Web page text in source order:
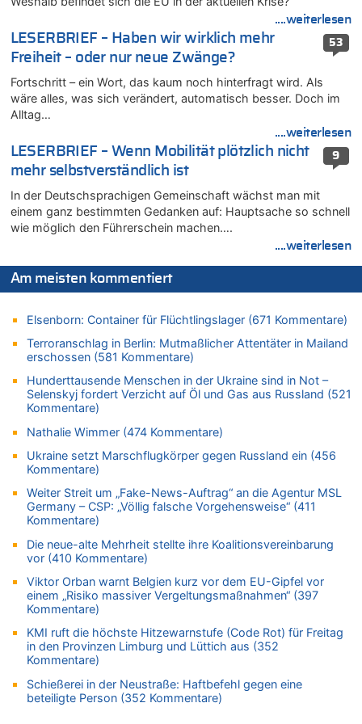
Wasserstand des Rheins in NRW so niedrig wie noch nie
07.08.2026 - 10:29 von Soso zu
Aachen ab 11. August wieder Mekka des Pferdesports –
07.08.2026 - 10:23 von Opa zu
In Belgien missachten zwei von drei Autofahrern das
Tempolimit in 30er-Zonen – Untersuchung von Vias
07.08.2026 - 10:05 von Ostbelgien Direkt zu
Soll Belgien Tempolimit auf Autobahnen erhöhen? – In
07.08.2026 - 10:05 von N. A. Klar zu
In Belgien missachten zwei von drei Autofahrern das
Tempolimit in 30er-Zonen – Untersuchung von Vias
Das 44. Tirolerfest in Eupen in Bildern [Fotogalerie]
07.08.2026 - 09:18 von Noppi zu
AS Eupen: „Keiner weiß, wohin die Reise geht…“
Zweite Hitzewelle in diesem Sommer ist jetzt amtlich
07.08.2026 - 01:12 von WK zu
Warum die Waldbrände in Frankreich und Spanien Rekorde
brechen [Fragen & Antworten]
07.08.2026 - 01:03 von Hugo Egon Bernhard von Sinnen zu
07.08.2026 - 00:50 von WK zu
07.08.2026 - 00:06 von 5/11 zu
Mehrere Menschen in Londons City niedergestochen
06.08.2026 - 23:53 von Foto Anneliese zu
Mehrere Menschen in Londons City niedergestochen
06.08.2026 - 23:25 von WK zu
FIFA-Spitze demonstriert Einigkeit trotz Kritik und neuer
Vorwürfe gegen Präsident Gianni Infantino
06.08.2026 - 22:48 von DG zu
FIFA-Spitze demonstriert Einigkeit trotz Kritik und neuer
Vorwürfe gegen Präsident Gianni Infantino
06.08.2026 - 22:07 von DR ALBERN zu
FIFA-Spitze demonstriert Einigkeit trotz Kritik und neuer
....weiterlesen
53
LESERBRIEF – Haben wir wirklich mehr
Freiheit – oder nur neue Zwänge?
Fortschritt – ein Wort, das kaum noch hinterfragt wird. Als
wäre alles, was sich verändert, automatisch besser. Doch im
Alltag…
....weiterlesen
9
LESERBRIEF – Wenn Mobilität plötzlich nicht
mehr selbstverständlich ist
In der Deutschsprachigen Gemeinschaft wächst man mit
einem ganz bestimmten Gedanken auf: Hauptsache so schnell
wie möglich den Führerschein machen….
....weiterlesen
Am meisten kommentiert
Elsenborn: Container für Flüchtlingslager (671 Kommentare)
Terroranschlag in Berlin: Mutmaßlicher Attentäter in Mailand
erschossen (581 Kommentare)
Hunderttausende Menschen in der Ukraine sind in Not –
Selenskyj fordert Verzicht auf Öl und Gas aus Russland (521
Kommentare)
Nathalie Wimmer (474 Kommentare)
Ukraine setzt Marschflugkörper gegen Russland ein (456
Kommentare)
Weiter Streit um „Fake-News-Auftrag“ an die Agentur MSL
Germany – CSP: „Völlig falsche Vorgehensweise“ (411
Kommentare)
Die neue-alte Mehrheit stellte ihre Koalitionsvereinbarung
vor (410 Kommentare)
Viktor Orban warnt Belgien kurz vor dem EU-Gipfel vor
einem „Risiko massiver Vergeltungsmaßnahmen“ (397
Kommentare)
KMI ruft die höchste Hitzewarnstufe (Code Rot) für Freitag
in den Provinzen Limburg und Lüttich aus (352
Kommentare)
Schießerei in der Neustraße: Haftbefehl gegen eine
beteiligte Person (352 Kommentare)